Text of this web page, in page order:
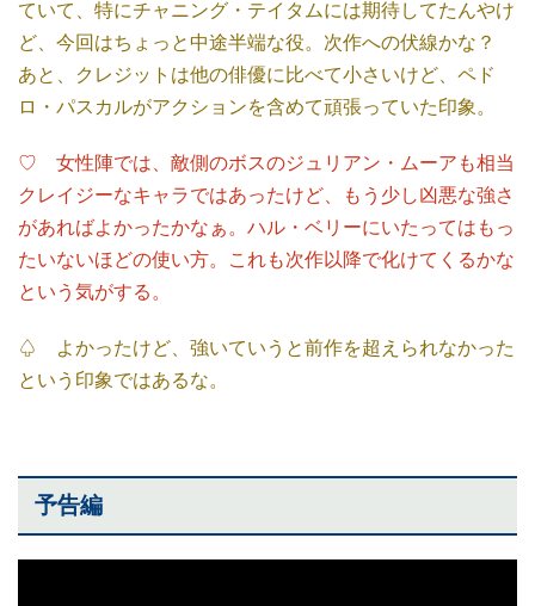
ていて、特にチャニング・テイタムには期待してたんやけ
ど、今回はちょっと中途半端な役。次作への伏線かな？
あと、クレジットは他の俳優に比べて小さいけど、ペド
ロ・パスカルがアクションを含めて頑張っていた印象。
♡ 女性陣では、敵側のボスのジュリアン・ムーアも相当
クレイジーなキャラではあったけど、もう少し凶悪な強さ
があればよかったかなぁ。ハル・ベリーにいたってはもっ
たいないほどの使い方。これも次作以降で化けてくるかな
という気がする。
♤ よかったけど、強いていうと前作を超えられなかった
という印象ではあるな。
予告編